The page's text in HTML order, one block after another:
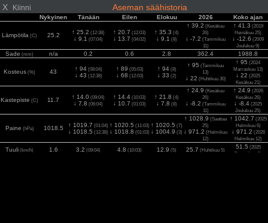
X Kiinni Aseman säähistoria
Nykyinen Tänään Eilen Elokuu 2026 Koko ajan
Lämpötila (C) 25.2 ↑ 25.2 (12:38)
↓ 9.1 (07:04)
↑ 20.7 (12:03)
↓ 13.7 (04:02)
↑ 35.3 (4)
↓ 9.1 (8)
↑ 39.2 (Kesäkuu
26)
↓ -7.2 (Tammikuu
11)
↑ 41.3 (2019
Heinäkuu 25)
↓ -12.6 (2009
Joulukuu 9)
Sade (mm) n/a 0.2 0.6 2.8 362.4 1988.8
Kosteus (%) 43 ↑ 94(08:04)
↓ 43 (12:38)
↑ 89 (05:03)
↓ 68 (12:03)
↑ 94(8)
↓ 33 (2)
↑ 95 (Tammikuu
13)
↓ 22 (Huhtikuu 30)
↑ 95 (2024
Marraskuu 13)
↓ 22 (2025
Kesäkuu 21)
Kastepiste (C) 11.7 ↑ 14.0 (09:04)
↓ 7.8 (06:04)
↑ 14.4 (10:03)
↓ 10.7 (01:03)
↑ 21.8 (4)
↓ 7.8 (8)
↑ 24.9 (Kesäkuu
26)
↓ -8.2 (Tammikuu
11)
↑ 24.9 (2026
Kesäkuu 26)
↓ -8.4 (2025
Joulukuu 25)
Paine (hPa) 1018.5 ↑ 1019.7 (01:04)
↓ 1018.5 (12:38)
↑ 1020.5 (11:03)
↓ 1018.8 (01:03)
↑ 1020.5 (7)
↓ 1004.9 (3)
↑ 1028.9 (Saattaa
25)
↓ 971.2 (Helmikuu
12)
↑ 1042.7 (2025
Helmikuu 6)
↓ 971.2 (2026
Helmikuu 12)
Tuuli (km/h) 1.6 3.2 (09:04) 4.8 (10:03) 12.9 (5) 25.7 (Huhtikuu 5) 51.5 (2025
Tammikuu 6)